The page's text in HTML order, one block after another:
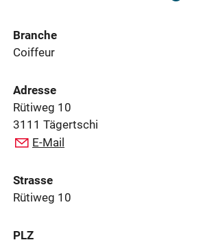
Branche
Coiffeur
Adresse
Rütiweg 10
3111 Tägertschi
E-Mail
Strasse
Rütiweg 10
PLZ